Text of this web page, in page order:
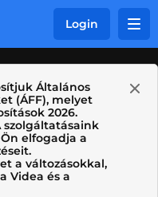
Login
Általános
(ÁFF), melyet
2026.
szolgáltatásaink
elfogadja a
a változásokkal,
Videa és a